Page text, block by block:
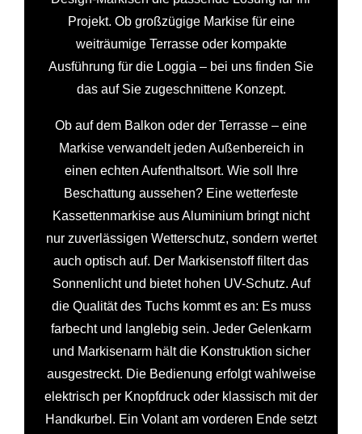
Projekt. Ob großzügige Markise für eine
weiträumige Terrasse oder kompakte
Ausführung für die Loggia – bei uns finden Sie
das auf Sie zugeschnittene Konzept.
Ob auf dem Balkon oder der Terrasse – eine
Markise verwandelt jeden Außenbereich in
einen echten Aufenthaltsort. Wie soll Ihre
Beschattung aussehen? Eine wetterfeste
Kassettenmarkise aus Aluminium bringt nicht
nur zuverlässigen Wetterschutz, sondern wertet
auch optisch auf. Der Markisenstoff filtert das
Sonnenlicht und bietet hohen UV-Schutz. Auf
die Qualität des Tuchs kommt es an: Es muss
farbecht und langlebig sein. Jeder Gelenkarm
und Markisenarm hält die Konstruktion sicher
ausgestreckt. Die Bedienung erfolgt wahlweise
elektrisch per Knopfdruck oder klassisch mit der
Handkurbel. Ein Volant am vorderen Ende setzt